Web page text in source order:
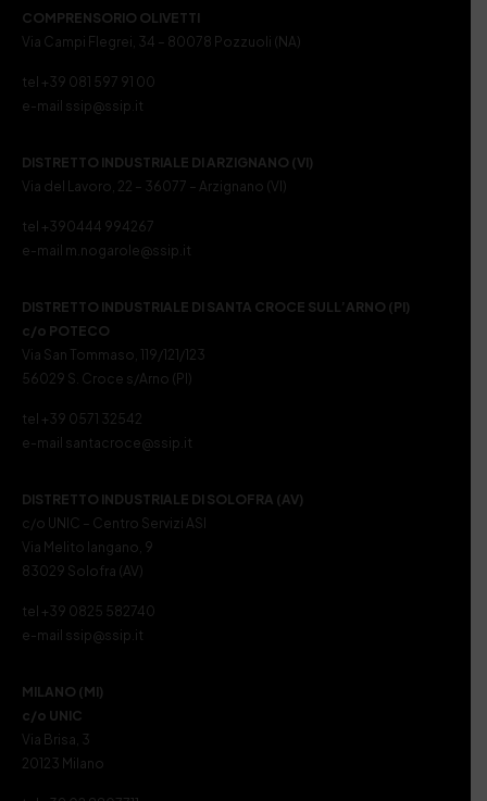
COMPRENSORIO OLIVETTI
Via Campi Flegrei, 34 – 80078 Pozzuoli (NA)
tel +39 081 597 91 00
e-mail ssip@ssip.it
DISTRETTO INDUSTRIALE DI ARZIGNANO (VI)
Via del Lavoro, 22 – 36077 – Arzignano (VI)
tel +390444 994267
e-mail m.nogarole@ssip.it
DISTRETTO INDUSTRIALE DI SANTA CROCE SULL’ARNO (PI)
c/o POTECO
Via San Tommaso, 119/121/123
56029 S. Croce s/Arno (PI)
tel +39 0571 32542
e-mail santacroce@ssip.it
DISTRETTO INDUSTRIALE DI SOLOFRA (AV)
c/o UNIC – Centro Servizi ASI
Via Melito Iangano, 9
83029 Solofra (AV)
tel +39 0825 582740
e-mail ssip@ssip.it
MILANO (MI)
c/o UNIC
Via Brisa, 3
20123 Milano